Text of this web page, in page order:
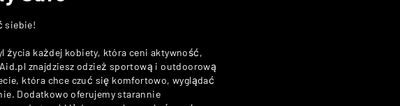
siebie!
życia każdej kobiety, która ceni aktywność,
znajdziesz odzież sportową i outdoorową
która chce czuć się komfortowo, wyglądać
Dodatkowo oferujemy starannie